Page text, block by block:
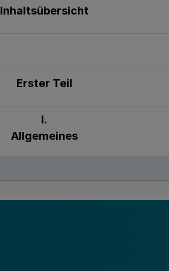
Inhaltsübersicht
Erster Teil
I.
Allgemeines